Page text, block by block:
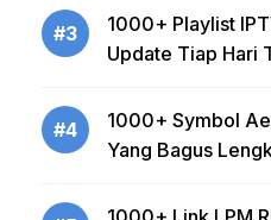
#3
1000+ Playlist
Update Tiap Hari
#4
1000+ Symbol
Yang Bagus